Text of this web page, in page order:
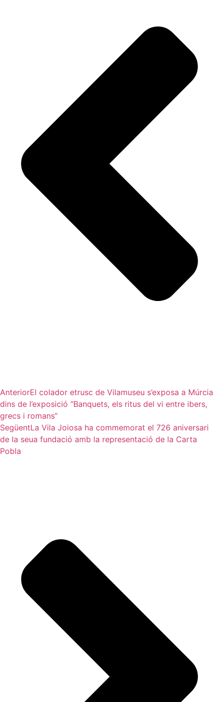
AnteriorEl colador etrusc de Vilamuseu s’exposa a Múrcia
dins de l’exposició “Banquets, els ritus del vi entre ibers,
grecs i romans”
SegüentLa Vila Joiosa ha commemorat el 726 aniversari
de la seua fundació amb la representació de la Carta
Pobla